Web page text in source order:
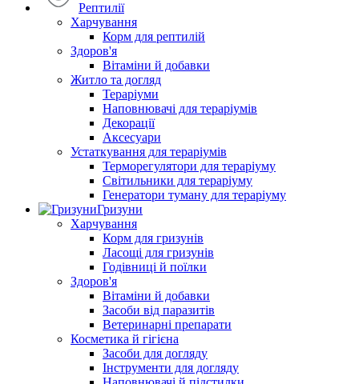
Рептилії
Харчування
Корм для рептилій
Здоров'я
Вітаміни й добавки
Житло та догляд
Тераріуми
Наповнювачі для тераріумів
Декорації
Аксесуари
Устаткування для тераріумів
Терморегулятори для тераріуму
Світильники для тераріуму
Генератори туману для тераріуму
Гризуни
Харчування
Корм для гризунів
Ласощі для гризунів
Годівниці й поїлки
Здоров'я
Вітаміни й добавки
Засоби від паразитів
Ветеринарні препарати
Косметика й гігієна
Засоби для догляду
Інструменти для догляду